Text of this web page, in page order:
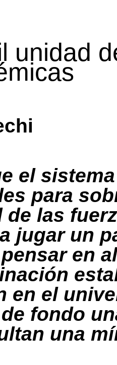
unidad
el
para
de las
jugar un
en
en el
fondo
una